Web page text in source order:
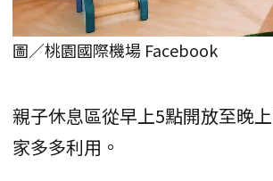
圖／桃園國際機場 Facebook
親子休息區從早上5點開放至晚
家多多利用。